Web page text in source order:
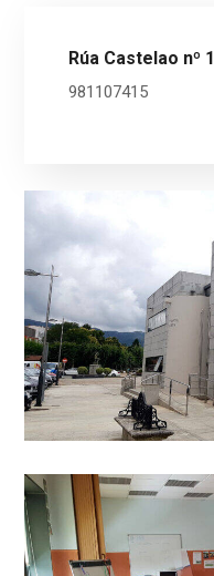
Rúa Castelao nº 1
981107415